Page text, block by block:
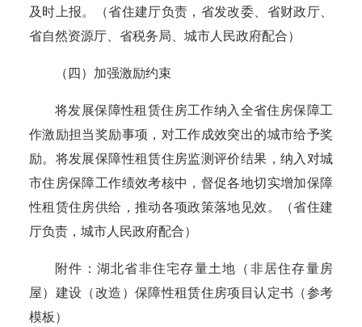
及时上报。
（省住建厅负责，省发改委、省财政厅、
省自然资源厅、省税务局、城市人民政府配合）
（四）加强激励约束
将发展保障性租赁住房工作纳入全省住房保障工
作激励担当奖励事项，对工作成效突出的城市给予奖
励。将发展保障性租赁住房监测评价结果，纳入对城
市住房保障工作绩效考核中，督促各地切实增加保障
性租赁住房供给， 推动各项政策落地见效。
（省住建
厅负责，城市人民政府配合）
附件：湖北省非住宅存量土地（非居住存量房
屋）建设（改造）保障性租赁住房项目认定书（参考
模板）